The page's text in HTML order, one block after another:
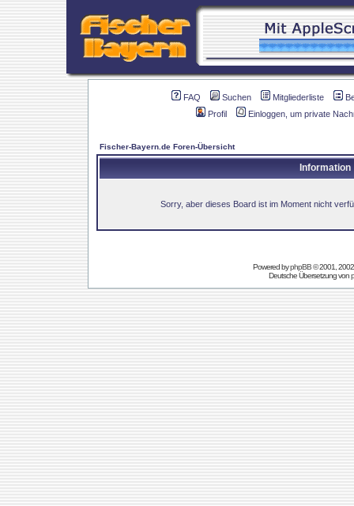
FAQ Suchen Mitgliederliste
Profil
Einloggen, um private
Fischer-Bayern.de Foren-Übersicht
Information
Sorry, aber dieses Board ist im Moment nicht
Powered byphpBB© 2001,
Deutsche Übersetzung von